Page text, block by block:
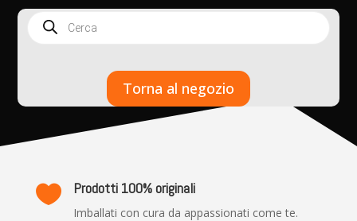
Products
search
Torna al negozio
 Prodotti 100% originali
Imballati con cura da appassionati come te.